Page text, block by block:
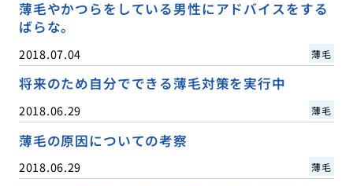
薄毛やかつらをしている男性にアドバイスをする
ばらな。
2018.07.04 薄毛
将来のため自分でできる薄毛対策を実行中
2018.06.29 薄毛
薄毛の原因についての考察
2018.06.29 薄毛